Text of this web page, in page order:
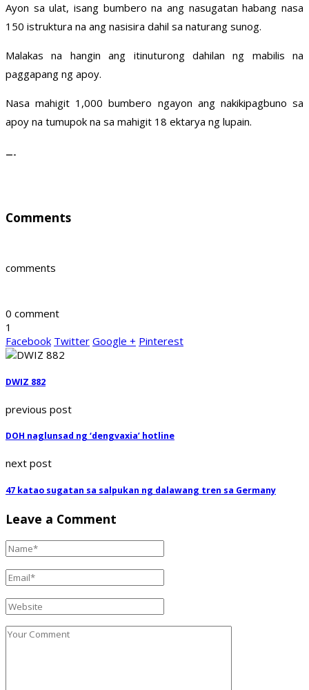
Ayon sa ulat, isang bumbero na ang nasugatan habang nasa
150 istruktura na ang nasisira dahil sa naturang sunog.
Malakas na hangin ang itinuturong dahilan ng mabilis na
paggapang ng apoy.
Nasa mahigit 1,000 bumbero ngayon ang nakikipagbuno sa
apoy na tumupok na sa mahigit 18 ektarya ng lupain.
—-
Comments
comments
0 comment
1
Facebook Twitter Google + Pinterest
DWIZ 882
previous post
DOH naglunsad ng ‘dengvaxia’ hotline
next post
47 katao sugatan sa salpukan ng dalawang tren sa Germany
Leave a Comment